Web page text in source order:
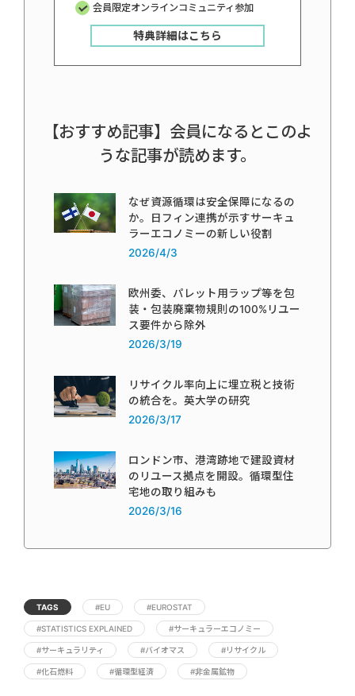
会員限定オンラインコミュニティ参加
特典詳細はこちら
【おすすめ記事】会員になるとこのよ
うな記事が読めます。
なぜ資源循環は安全保障になるの
か。日フィン連携が示すサーキュ
ラーエコノミーの新しい役割
2026/4/3
欧州委、パレット用ラップ等を包
装・包装廃棄物規則の100%リユー
ス要件から除外
2026/3/19
リサイクル率向上に埋立税と技術
の統合を。英大学の研究
2026/3/17
ロンドン市、港湾跡地で建設資材
のリユース拠点を開設。循環型住
宅地の取り組みも
2026/3/16
TAGS #EU #EUROSTAT
#STATISTICS EXPLAINED #サーキュラーエコノミー
#サーキュラリティ #バイオマス #リサイクル
#化石燃料 #循環型経済 #非金属鉱物